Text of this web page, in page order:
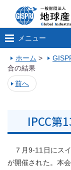
メニュー
ホーム >
合の結果
前へ
IPCC第
７月9-11日にス
が開催された。本